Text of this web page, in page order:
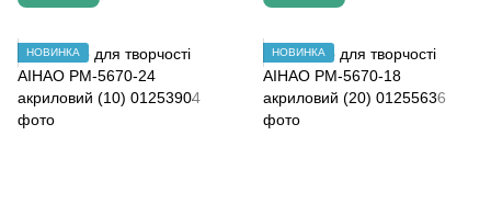
НОВИНКА НОВИНКА